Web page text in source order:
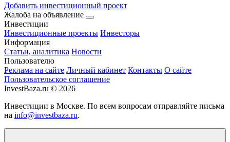
Добавить инвестиционный проект
Жалоба на объявление
Инвестиции
Инвестиционные проекты Инвесторы
Информация
Статьи, аналитика Новости
Пользователю
Реклама на сайте Личный кабинет Контакты О сайте
Пользовательское соглашение
InvestBaza.ru © 2026
Инвестиции в Москве. По всем вопросам отправляйте письма
на info@investbaza.ru.